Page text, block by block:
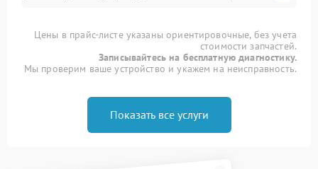
Цены в прайс-листе указаны ориентировочные, без учета
стоимости запчастей.
Записывайтесь на бесплатную диагностику.
Мы проверим ваше устройство и укажем на неисправность.
Показать все услуги